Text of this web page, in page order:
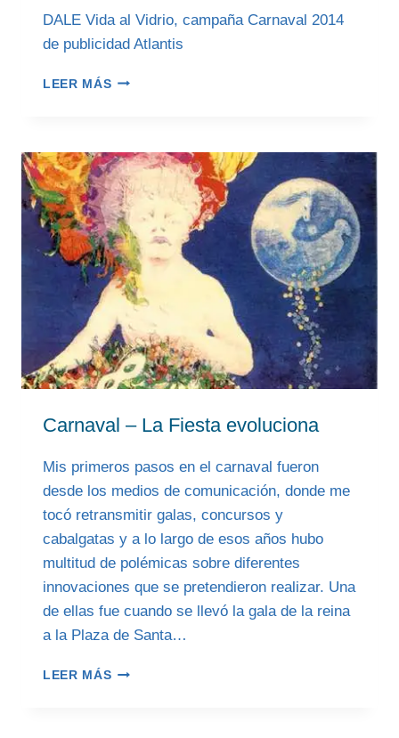
DALE Vida al Vidrio, campaña Carnaval 2014
de publicidad Atlantis
LEER MÁSECOVIDRIO
CARNAVALES
2014
Carnaval – La Fiesta evoluciona
Mis primeros pasos en el carnaval fueron
desde los medios de comunicación, donde me
tocó retransmitir galas, concursos y
cabalgatas y a lo largo de esos años hubo
multitud de polémicas sobre diferentes
innovaciones que se pretendieron realizar. Una
de ellas fue cuando se llevó la gala de la reina
a la Plaza de Santa…
LEER MÁSCARNAVAL